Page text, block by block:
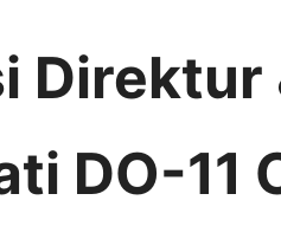
Direktur
DO-11